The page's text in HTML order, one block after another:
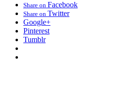
Share on Facebook
Share on Twitter
Google+
Pinterest
Tumblr